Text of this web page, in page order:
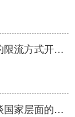
国务院：采取预约限流方式开放影剧院等娱乐场所
明振江、傅若清谈国家层面的电影扶持政策： 要把政策激励转化为推动产业高质量发展的动力